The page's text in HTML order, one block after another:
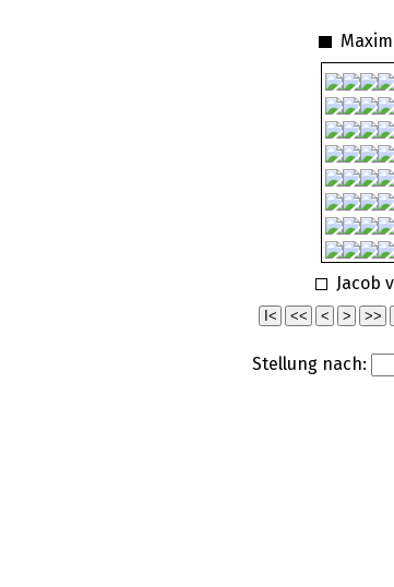
Jacob
Stellung nach: